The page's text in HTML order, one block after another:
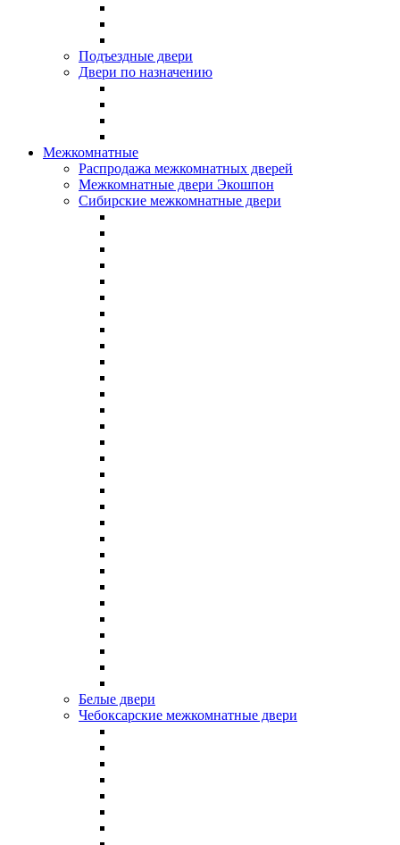
Подъездные двери
Двери по назначению
Межкомнатные
Распродажа межкомнатных дверей
Межкомнатные двери Экошпон
Сибирские межкомнатные двери
Белые двери
Чебоксарские межкомнатные двери